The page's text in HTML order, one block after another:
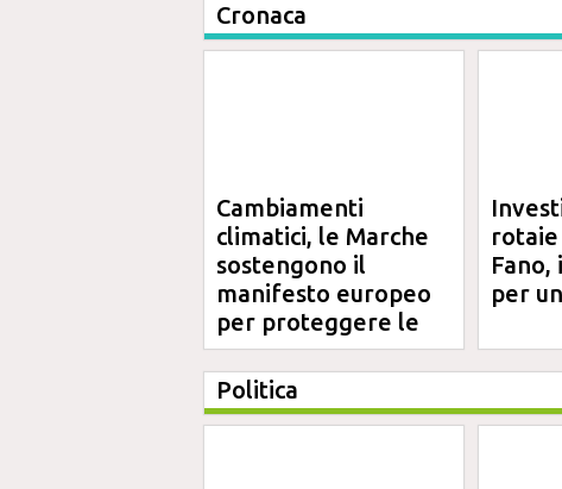
Cronaca
Cambiamenti
climatici, le Marche
sostengono il
manifesto europeo
per proteggere le
aree costiere
rotaie
Fano,
per
Politica